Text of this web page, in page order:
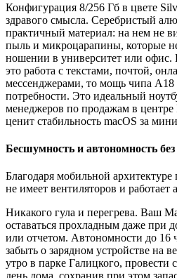
Конфигурация 8/256 Гб в цвете
здравого смысла. Серебристый
практичный материал: на нем не
пыль и микроцарапины, которые
ношении в университет или
это работа с текстами, почтой,
мессенджерами, то мощь чипа A18
потребности. Это идеальный
менеджеров по продажам в центре
ценит стабильность macOS за
Бесшумность и автономность
Благодаря мобильной
не имеет вентиляторов и работает
Никакого гула и перегрева. Ваш
оставаться прохладным даже при
или отчетом. Автономности до 16
забыть о зарядном устройстве на
утро в парке Галицкого, провести
день дома, сохранив при этом